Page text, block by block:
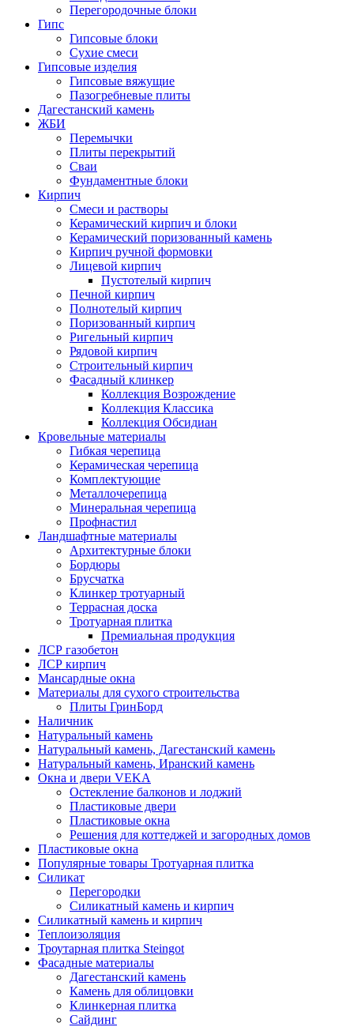
Перегородочные блоки
Гипс
Гипсовые блоки
Сухие смеси
Гипсовые изделия
Гипсовые вяжущие
Пазогребневые плиты
Дагестанский камень
ЖБИ
Перемычки
Плиты перекрытий
Сваи
Фундаментные блоки
Кирпич
Cмеси и растворы
Керамический кирпич и блоки
Керамический поризованный камень
Кирпич ручной формовки
Лицевой кирпич
Пустотелый кирпич
Печной кирпич
Полнотелый кирпич
Поризованный кирпич
Ригельный кирпич
Рядовой кирпич
Строительный кирпич
Фасадный клинкер
Коллекция Возрождение
Коллекция Классика
Коллекция Обсидиан
Кровельные материалы
Гибкая черепица
Керамическая черепица
Комплектующие
Металлочерепица
Минеральная черепица
Профнастил
Ландшафтные материалы
Архитектурные блоки
Бордюры
Брусчатка
Клинкер тротуарный
Террасная доска
Тротуарная плитка
Премиальная продукция
ЛСР газобетон
ЛСР кирпич
Мансардные окна
Материалы для сухого строительства
Плиты ГринБорд
Наличник
Натуральный камень
Натуральный камень, Дагестанский камень
Натуральный камень, Иранский камень
Окна и двери VEKA
Остекление балконов и лоджий
Пластиковые двери
Пластиковые окна
Решения для коттеджей и загородных домов
Пластиковые окна
Популярные товары Тротуарная плитка
Силикат
Перегородки
Силикатный камень и кирпич
Силикатный камень и кирпич
Теплоизоляция
Троутарная плитка Steingot
Фасадные материалы
Дагестанский камень
Камень для облицовки
Клинкерная плитка
Сайдинг